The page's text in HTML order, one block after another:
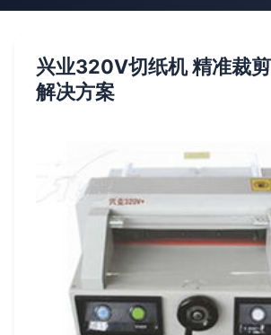
兴业320V切纸机 精准裁
解决方案